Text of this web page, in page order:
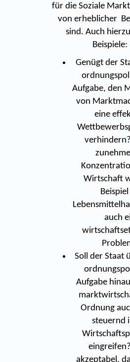
für die Soziale
von erheblicher
sind. Auch
Beispiele:
Genügt der
Aufgabe, den
von
eine
Wirtschaft
auch
Soll der Staat
Aufgabe
Ordnung
steuernd
akzeptabel,